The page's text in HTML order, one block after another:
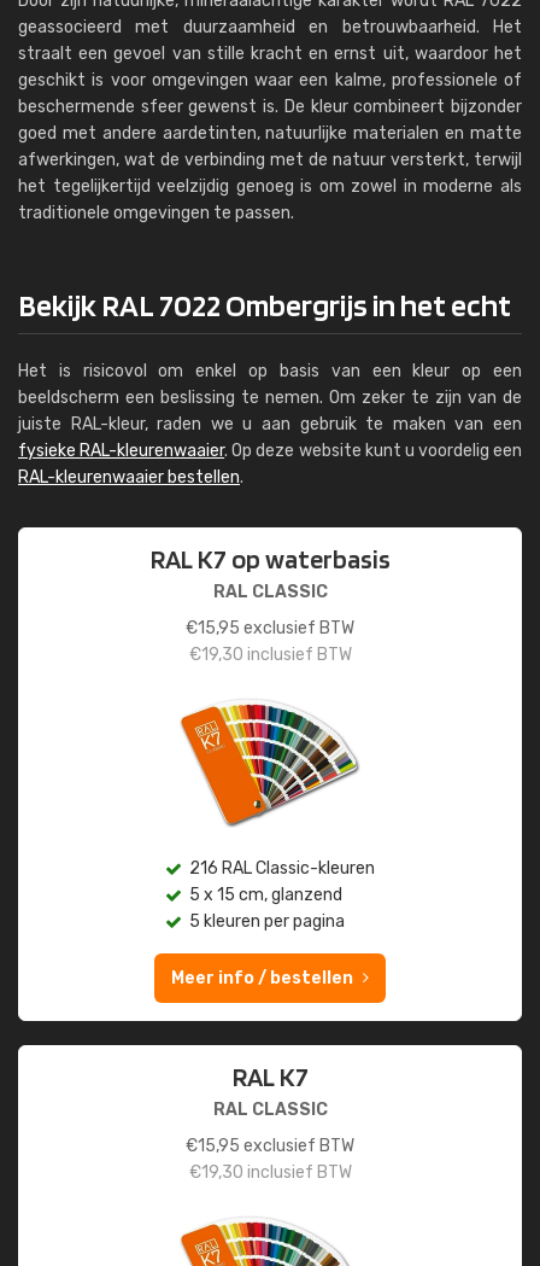
geassocieerd met duurzaamheid en betrouwbaarheid. Het
straalt een gevoel van stille kracht en ernst uit, waardoor het
geschikt is voor omgevingen waar een kalme, professionele of
beschermende sfeer gewenst is. De kleur combineert bijzonder
goed met andere aardetinten, natuurlijke materialen en matte
afwerkingen, wat de verbinding met de natuur versterkt, terwijl
het tegelijkertijd veelzijdig genoeg is om zowel in moderne als
traditionele omgevingen te passen.
Bekijk RAL 7022 Ombergrijs in het echt
Het is risicovol om enkel op basis van een kleur op een
beeldscherm een beslissing te nemen. Om zeker te zijn van de
juiste RAL-kleur, raden we u aan gebruik te maken van een
fysieke RAL-kleurenwaaier. Op deze website kunt u voordelig een
RAL-kleurenwaaier bestellen.
RAL K7 op waterbasis
RAL CLASSIC
€15,95 exclusief BTW
€19,30 inclusief BTW
216 RAL Classic-kleuren
5 x 15 cm, glanzend
5 kleuren per pagina
Meer info / bestellen
RAL K7
RAL CLASSIC
€15,95 exclusief BTW
€19,30 inclusief BTW